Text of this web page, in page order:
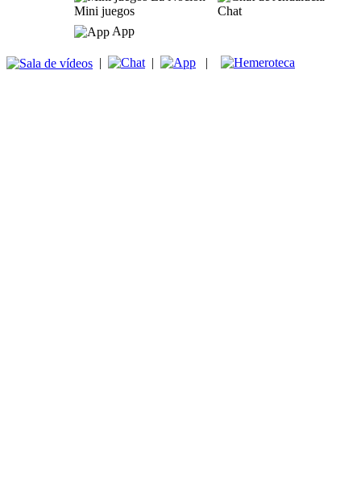
Mini juegos
Chat
App
| | |